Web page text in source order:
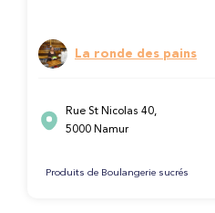
La ronde des pains
Rue St Nicolas 40,
5000 Namur
Produits de Boulangerie sucrés